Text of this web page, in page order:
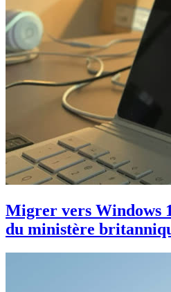
Migrer vers Windows
du ministère